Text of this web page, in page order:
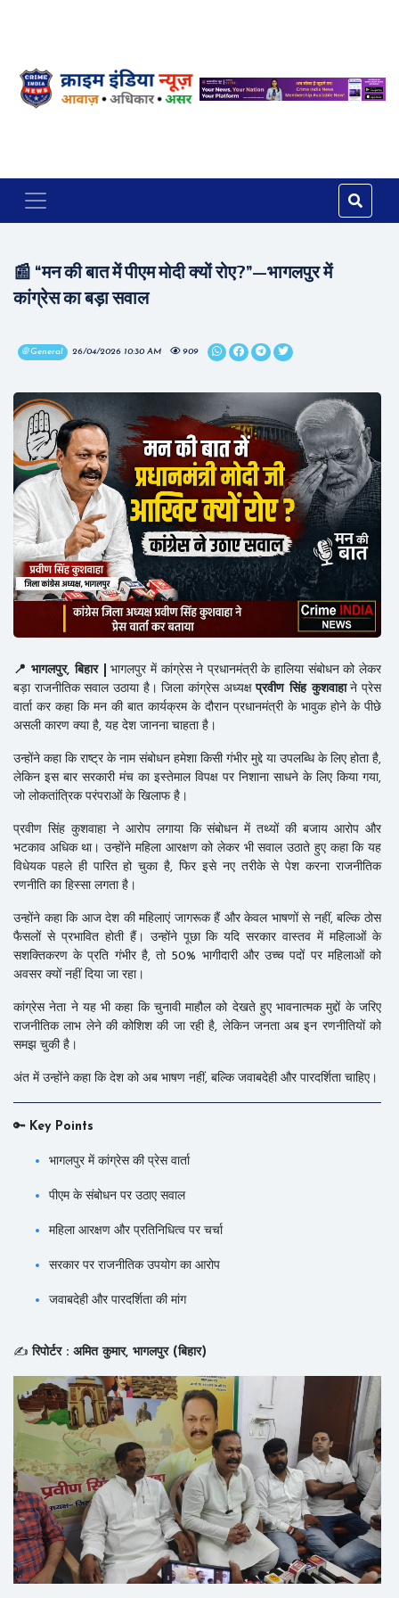
📰 “मन की बात में पीएम मोदी क्यों रोए?”—भागलपुर में
कांग्रेस का बड़ा सवाल
🌐 General 26/04/2026 10:30 AM 909
📍 भागलपुर, बिहार |
भागलपुर में कांग्रेस ने प्रधानमंत्री के हालिया संबोधन को लेकर
बड़ा राजनीतिक सवाल उठाया है। जिला कांग्रेस अध्यक्षप्रवीण सिंह कुशवाहाने प्रेस
वार्ता कर कहा कि मन की बात कार्यक्रम के दौरान प्रधानमंत्री के भावुक होने के पीछे
असली कारण क्या है, यह देश जानना चाहता है।
उन्होंने कहा कि राष्ट्र के नाम संबोधन हमेशा किसी गंभीर मुद्दे या उपलब्धि के लिए होता है,
लेकिन इस बार सरकारी मंच का इस्तेमाल विपक्ष पर निशाना साधने के लिए किया गया,
जो लोकतांत्रिक परंपराओं के खिलाफ है।
प्रवीण सिंह कुशवाहा ने आरोप लगाया कि संबोधन में तथ्यों की बजाय आरोप और
भटकाव अधिक था। उन्होंने महिला आरक्षण को लेकर भी सवाल उठाते हुए कहा कि यह
विधेयक पहले ही पारित हो चुका है, फिर इसे नए तरीके से पेश करना राजनीतिक
रणनीति का हिस्सा लगता है।
उन्होंने कहा कि आज देश की महिलाएं जागरूक हैं और केवल भाषणों से नहीं, बल्कि ठोस
फैसलों से प्रभावित होती हैं। उन्होंने पूछा कि यदि सरकार वास्तव में महिलाओं के
सशक्तिकरण के प्रति गंभीर है, तो 50% भागीदारी और उच्च पदों पर महिलाओं को
अवसर क्यों नहीं दिया जा रहा।
कांग्रेस नेता ने यह भी कहा कि चुनावी माहौल को देखते हुए भावनात्मक मुद्दों के जरिए
राजनीतिक लाभ लेने की कोशिश की जा रही है, लेकिन जनता अब इन रणनीतियों को
समझ चुकी है।
अंत में उन्होंने कहा कि देश को अब भाषण नहीं, बल्कि जवाबदेही और पारदर्शिता चाहिए।
🔑 Key Points
भागलपुर में कांग्रेस की प्रेस वार्ता
पीएम के संबोधन पर उठाए सवाल
महिला आरक्षण और प्रतिनिधित्व पर चर्चा
सरकार पर राजनीतिक उपयोग का आरोप
जवाबदेही और पारदर्शिता की मांग
✍️रिपोर्टर : अमित कुमार, भागलपुर (बिहार)